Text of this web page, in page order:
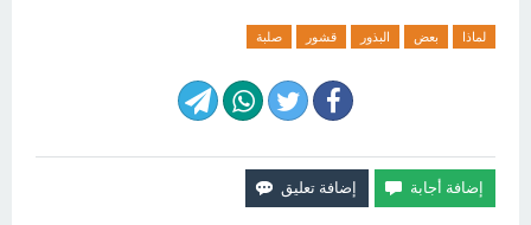
لماذا بعض البذور قشور صلبة